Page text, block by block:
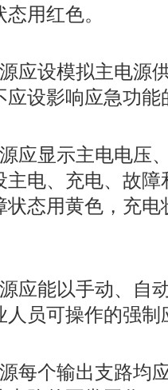
用红色。
应设模拟主电源
应设影响应急功能
应显示主电电压
主电、充电、故
状态用黄色，充
应能以手动、自
人员可操作的强制
每个输出支路均